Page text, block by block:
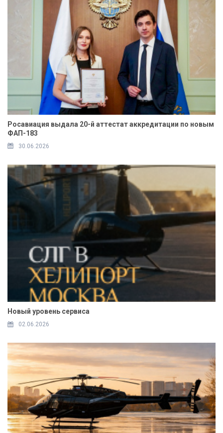
Росавиация выдала 20-й аттестат аккредитации по новым
ФАП-183
30.06.2026
Новый уровень сервиса
02.06.2026